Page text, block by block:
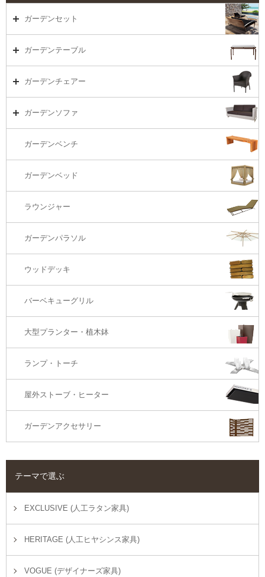
ガーデンセット
ガーデンセット（海外在庫）
ラウンジ・ベッド
ガーデンテーブル
ガーデンテーブルTOP
コーヒーテーブル
カウンター・バーテーブル
ガーデンチェアー
ガーデンチェアーTOP
カウンター・バーチェアー
ガーデンソファ
ガーデンソファTOP
3Sソファ
オットマン・スツール
ガーデンベンチ
ガーデンベッド
ラウンジャー
ガーデンパラソル
ウッドデッキ
バーベキューグリル
大型プランター・植木鉢
ランプ・トーチ
屋外ストーブ・ヒーター
ガーデンアクセサリー
テーマで選ぶ
EXCLUSIVE (人工ラタン家具)
HERITAGE (人工ヒヤシンス家具)
VOGUE (デザイナーズ家具)